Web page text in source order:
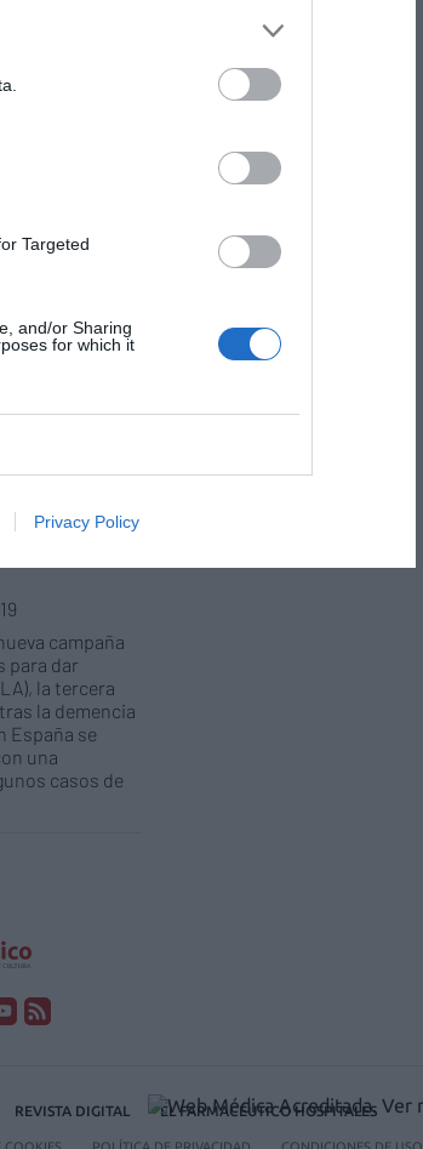
Targeted
and/or Sharing
for which it
Privacy Policy
a su médico
Cecilio
en
y, en la
en la
te
Adelante de
de
campaña
para dar
la tercera
la demencia
España se
una
casos de
REVISTA DIGITAL EL FARMACÉUTICO HOSPITALES